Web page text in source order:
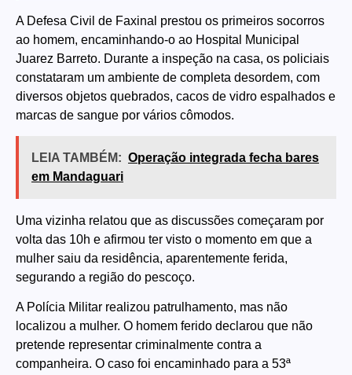
A Defesa Civil de Faxinal prestou os primeiros socorros
ao homem, encaminhando-o ao Hospital Municipal
Juarez Barreto. Durante a inspeção na casa, os policiais
constataram um ambiente de completa desordem, com
diversos objetos quebrados, cacos de vidro espalhados e
marcas de sangue por vários cômodos.
LEIA TAMBÉM: Operação integrada fecha bares
em Mandaguari
Uma vizinha relatou que as discussões começaram por
volta das 10h e afirmou ter visto o momento em que a
mulher saiu da residência, aparentemente ferida,
segurando a região do pescoço.
A Polícia Militar realizou patrulhamento, mas não
localizou a mulher. O homem ferido declarou que não
pretende representar criminalmente contra a
companheira. O caso foi encaminhado para a 53ª